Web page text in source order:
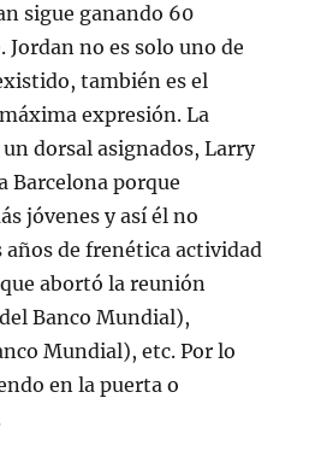
sigue ganando 60
no es solo uno de
también es el
expresión. La
dorsal asignados, Larry
Barcelona porque
jóvenes y así él no
años de frenética actividad
abortó la reunión
Banco Mundial),
Mundial), etc. Por lo
en la puerta o